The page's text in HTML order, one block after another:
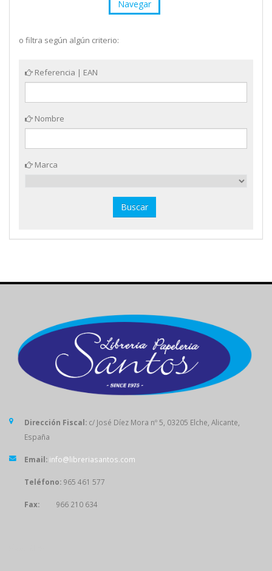
Navegar
o filtra según algún criterio:
Referencia | EAN
Nombre
Marca
Dirección Fiscal: c/ José Díez Mora nº 5, 03205 Elche, Alicante,
España
Email: info@libreriasantos.com
Teléfono: 965 461 577
Fax: 966 210 634